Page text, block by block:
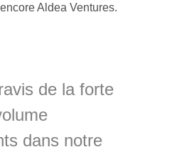
Aldea Ventures.
de la forte
dans notre